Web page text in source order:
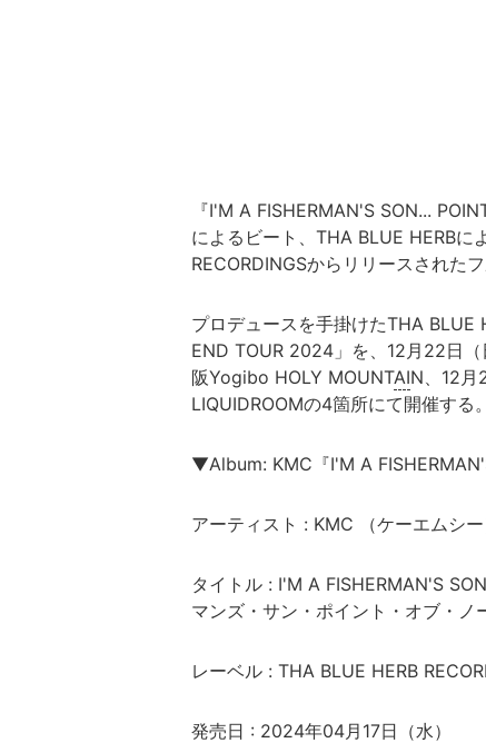
『I'M A FISHERMAN'S SON...
によるビート、THA BLUE HERBに
RECORDINGSからリリースされた
プロデュースを手掛けたTHA BLUE
END TOUR 2024」を、12月22日
阪Yogibo HOLY MOUNTAIN、12月
LIQUIDROOMの4箇所にて開催する。
▼Album: KMC『I'M A
アーティスト : KMC （ケーエムシー
タイトル : I'M A FISHERMAN'S
マンズ・サン・ポイント・オブ・ノ
レーベル : THA BLUE HERB
発売日 : 2024年04月17日（水）